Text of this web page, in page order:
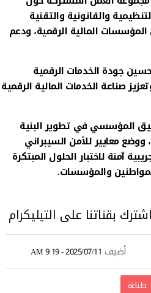
والقانونية والتقنية
المالية الرقمية، ودعم
جودة الخدمات الرقمية
صناعة الخدمات المالية الرقمية
المؤسسي في تطوير البنية
ووضع معايير للأمن السيبراني
آمنة لاختبار الحلول المبتكرة
والمؤسسات.
بقناتنا على التيليكرام
أضيف 2025/07/11 - 9:19 AM
طباعة